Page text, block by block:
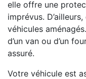
elle offre une
imprévus.
véhicules
d’un van ou d’un
assuré.
Votre véhicule est